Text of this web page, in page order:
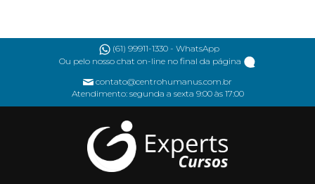
(61) 99911-1330 - WhatsApp
Ou pelo nosso chat on-line no final da página
contato@centrohumanus.com.br
Atendimento: segunda a sexta 9:00 às 17:00